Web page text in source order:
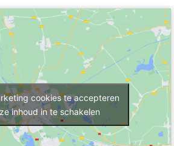
cookies te accepteren
inhoud in te schakelen